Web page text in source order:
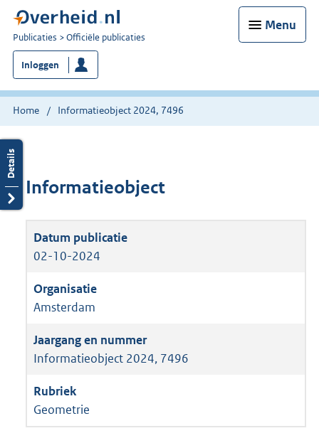
Menu
U
bent
nu
hier:
Publicaties Officiële publicaties
Inloggen
Home Informatieobject 2024, 7496
Informatieobject
02-10-2024
Amsterdam
Informatieobject 2024, 7496
Geometrie